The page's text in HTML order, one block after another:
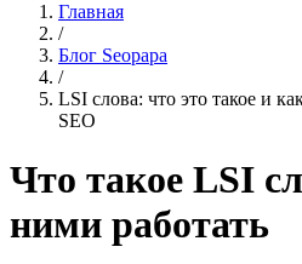
Главная
/
Блог Seopapa
/
LSI слова: что это такое и
SEO
Что такое LSI
ними работать